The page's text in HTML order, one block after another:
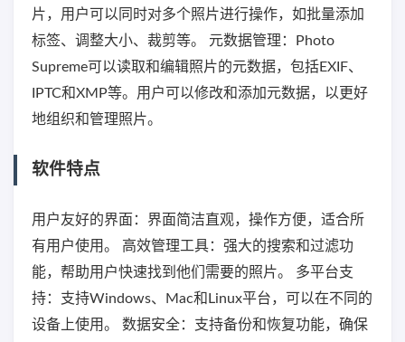
片，用户可以同时对多个照片进行操作，如批量添加
标签、调整大小、裁剪等。 元数据管理：Photo
Supreme可以读取和编辑照片的元数据，包括EXIF、
IPTC和XMP等。用户可以修改和添加元数据，以更好
地组织和管理照片。
软件特点
用户友好的界面：界面简洁直观，操作方便，适合所
有用户使用。 高效管理工具：强大的搜索和过滤功
能，帮助用户快速找到他们需要的照片。 多平台支
持：支持Windows、Mac和Linux平台，可以在不同的
设备上使用。 数据安全：支持备份和恢复功能，确保